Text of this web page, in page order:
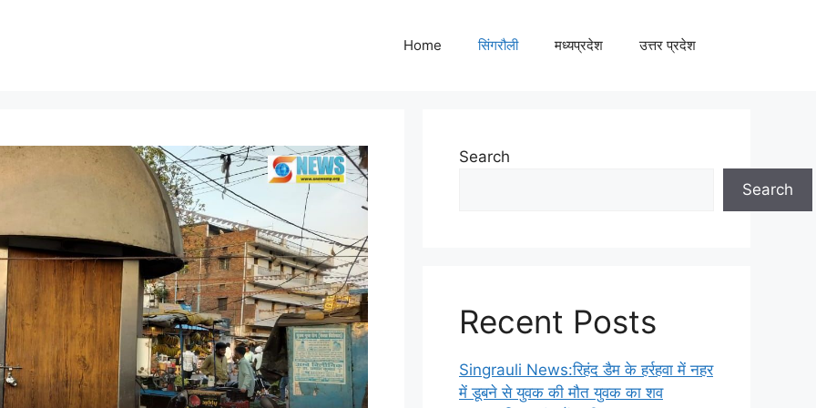
Home सिंगरौली मध्यप्रदेश उत्तर प्रदेश
Search
Search
Recent Posts
Singrauli News:रिहंद डैम के हर्रहवा में नहर
में डूबने से युवक की मौत युवक का शव